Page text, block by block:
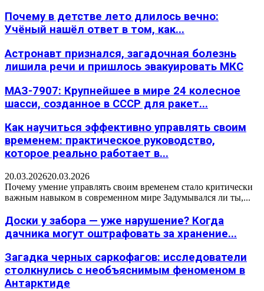
Почему в детстве лето длилось вечно:
Учёный нашёл ответ в том, как...
Астронавт признался, загадочная болезнь
лишила речи и пришлось эвакуировать МКС
МАЗ-7907: Крупнейшее в мире 24 колесное
шасси, созданное в СССР для ракет...
Как научиться эффективно управлять своим
временем: практическое руководство,
которое реально работает в...
20.03.202620.03.2026
Почему умение управлять своим временем стало критически
важным навыком в современном мире Задумывался ли ты,...
Доски у забора — уже нарушение? Когда
дачника могут оштрафовать за хранение...
Загадка черных саркофагов: исследователи
столкнулись с необъяснимым феноменом в
Антарктиде